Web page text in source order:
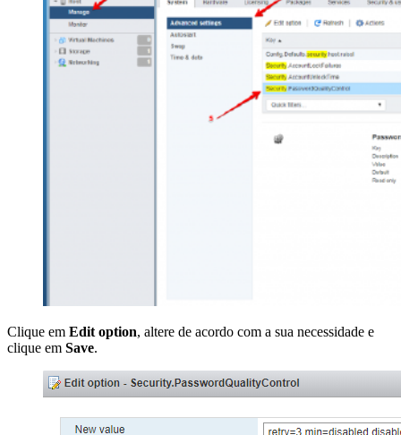
Clique em Edit option, altere de acordo com a sua necessidade e
clique em Save.